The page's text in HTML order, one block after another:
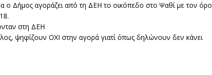
ο Δήμος αγοράζει από τη ΔΕΗ το οικόπεδο στο Ψαθί με τον όρο
στη ΔΕΗ
ψηφίζουν ΟΧΙ στην αγορά γιατί όπως δηλώνουν δεν κάνει